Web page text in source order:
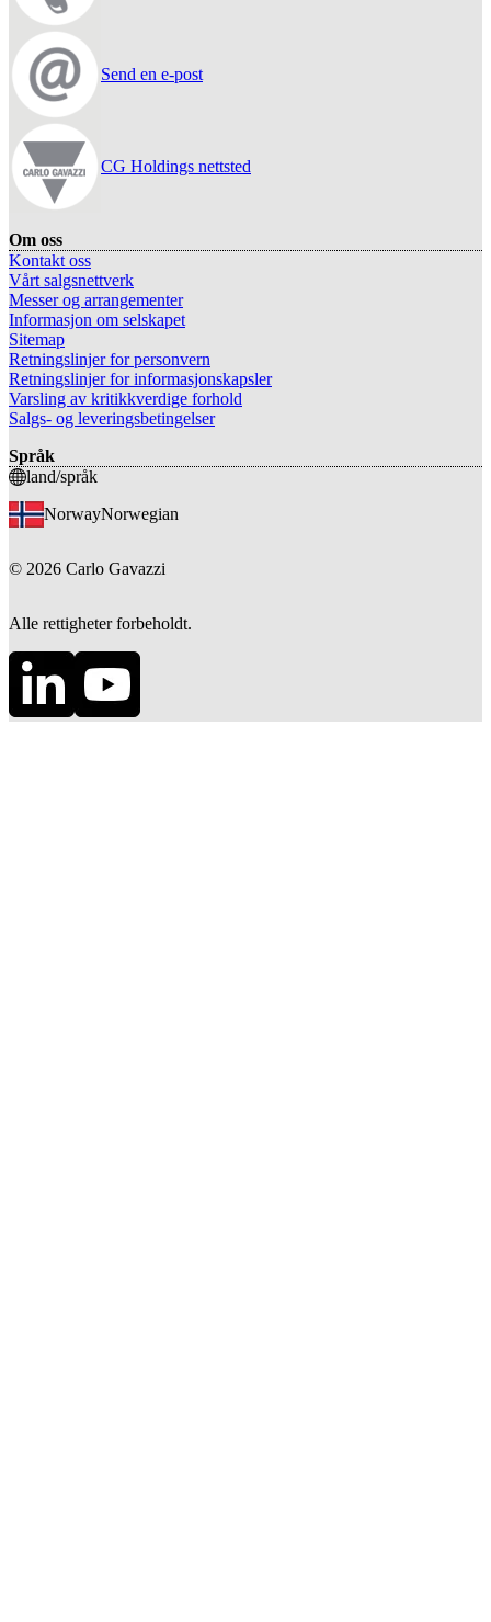
Send en e-post
CG Holdings nettsted
Om oss
Kontakt oss
Vårt salgsnettverk
Messer og arrangementer
Informasjon om selskapet
Sitemap
Retningslinjer for personvern
Retningslinjer for informasjonskapsler
Varsling av kritikkverdige forhold
Salgs- og leveringsbetingelser
Språk
land/språk
NorwayNorwegian
© 2026 Carlo Gavazzi
Alle rettigheter forbeholdt.